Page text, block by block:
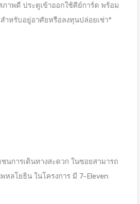
ภาพดี ประตูเข้าออกใช้คีย์การ์ด พร้อม
ำหรับอยู่อาศัยหรือลงทุนปล่อยเช่า*
นการเดินทางสะดวก ในซอยสามารถ
ลโยธิน ในโครงการ มี 7-Eleven